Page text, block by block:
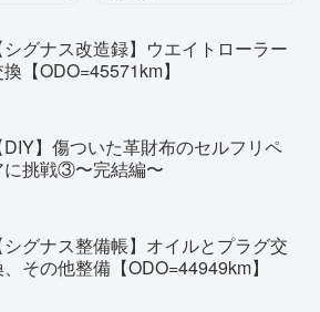
シグナス改造録】ウエイトローラー
【ODO=45571km】
DIY】傷ついた革財布のセルフリペ
に挑戦③〜完結編〜
シグナス整備帳】オイルとプラグ交
その他整備【ODO=44949km】